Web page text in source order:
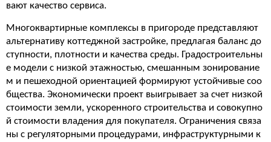
вают качество сервиса.
Многоквартирные комплексы в пригороде представляют
альтернативу коттеджной застройке, предлагая баланс до
ступности, плотности и качества среды. Градостроительны
е модели с низкой этажностью, смешанным зонирование
м и пешеходной ориентацией формируют устойчивые соо
бщества. Экономически проект выигрывает за счет низкой
стоимости земли, ускоренного строительства и совокупно
й стоимости владения для покупателя. Ограничения связа
ны с регуляторными процедурами, инфраструктурными к